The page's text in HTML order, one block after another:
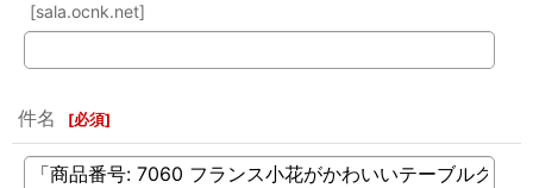
[sala.ocnk.net]
件名 [必須]